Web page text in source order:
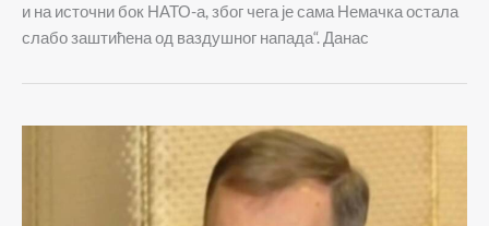
и на источни бок НАТО-а, због чега је сама Немачка остала
слабо заштићена од ваздушног напада“. Данас